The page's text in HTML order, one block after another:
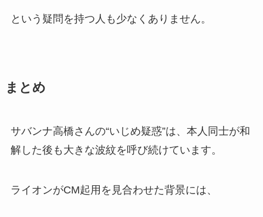
という疑問を持つ人も少なくありません。
まとめ
サバンナ高橋さんの“いじめ疑惑”は、本人同士が和
解した後も大きな波紋を呼び続けています。
ライオンがCM起用を見合わせた背景には、